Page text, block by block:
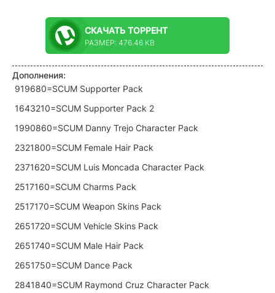
СКАЧАТЬ ТОРРЕНТ
РАЗМЕР: 476.46 KB
Дополнения:
919680=SCUM Supporter Pack
1643210=SCUM Supporter Pack 2
1990860=SCUM Danny Trejo Character Pack
2321800=SCUM Female Hair Pack
2371620=SCUM Luis Moncada Character Pack
2517160=SCUM Charms Pack
2517170=SCUM Weapon Skins Pack
2651720=SCUM Vehicle Skins Pack
2651740=SCUM Male Hair Pack
2651750=SCUM Dance Pack
2841840=SCUM Raymond Cruz Character Pack